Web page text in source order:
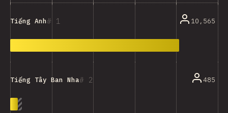
1
Tiếng Anh 10,565
2
Tiếng Tây Ban Nha 485